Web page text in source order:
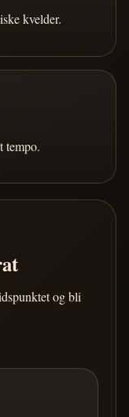
kvelder.
tempo.
og bli